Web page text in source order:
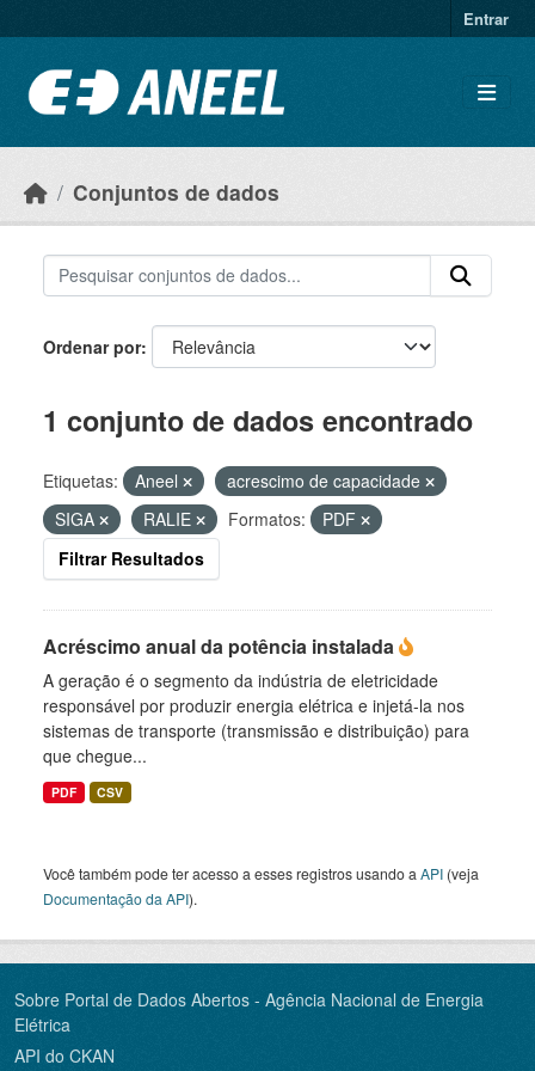
Entrar
Conjuntos de dados
Ordenar por
1 conjunto de dados encontrado
Etiquetas: Aneel
acrescimo de capacidade
SIGA
RALIE Formatos:
PDF
Filtrar Resultados
Acréscimo anual da potência instalada
A geração é o segmento da indústria de eletricidade
responsável por produzir energia elétrica e injetá-la nos
sistemas de transporte (transmissão e distribuição) para
que chegue...
PDF CSV
Você também pode ter acesso a esses registros usando a API (veja
Documentação da API).
Sobre Portal de Dados Abertos - Agência Nacional de Energia
Elétrica
API do CKAN